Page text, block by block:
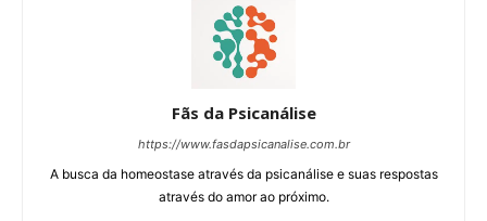
Fãs da Psicanálise
https://www.fasdapsicanalise.com.br
A busca da homeostase através da psicanálise e suas respostas
através do amor ao próximo.